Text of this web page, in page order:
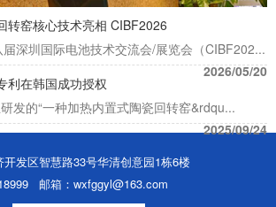
转窑核心技术亮相 CIBF2026
深圳国际电池技术交流会/展览会（CIBF202...
2026/05/20
利在韩国成功授权
发的“一种加热内置式陶瓷回转窑&rdqu...
2025/09/24
发区智慧路33号华清创意园1栋6楼
邮箱：wxfggyl@163.com